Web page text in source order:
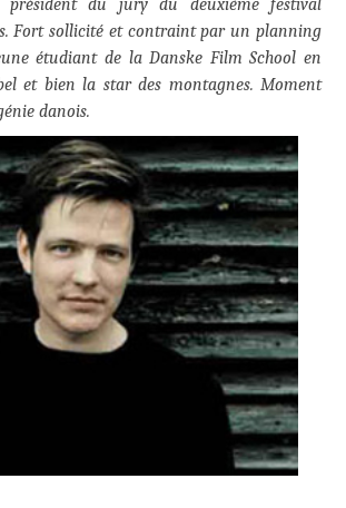
président du jury du deuxième festival
Fort sollicité et contraint par un planning
étudiant de la Danske Film School en
et bien la star des montagnes. Moment
danois.